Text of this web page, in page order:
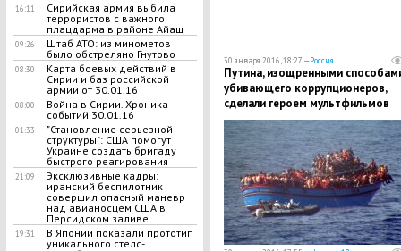
16:11
Сирийская армия выбила
террористов с важного
плацдарма в районе Айаш
09:26
Штаб АТО: из минометов
было обстреляно Гнутово
08:30
Карта боевых действий в
Сирии и баз российской
армии от 30.01.16
08:00
Война в Сирии. Хроника
событий 30.01.16
01:33
"Становление серьезной
структуры": США помогут
Украине создать бригаду
быстрого реагирования
21:09
Эксклюзивные кадры:
иранский беспилотник
совершил опасный маневр
над авианосцем США в
Персидском заливе
19:31
В ​Японии показали прототип
уникального стелс-
30 января 2016, 18:27 —Россия
Путина, изощренными
убивающего коррупционеров,
сделали героем мультфильмов